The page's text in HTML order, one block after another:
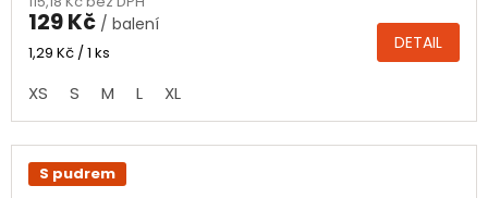
produktu
je
4,4
5
hvězdiček.
129 Kč / balení
Měrná
1,29 Kč / 1 ks DETAIL
XS S M L XL
S pudrem